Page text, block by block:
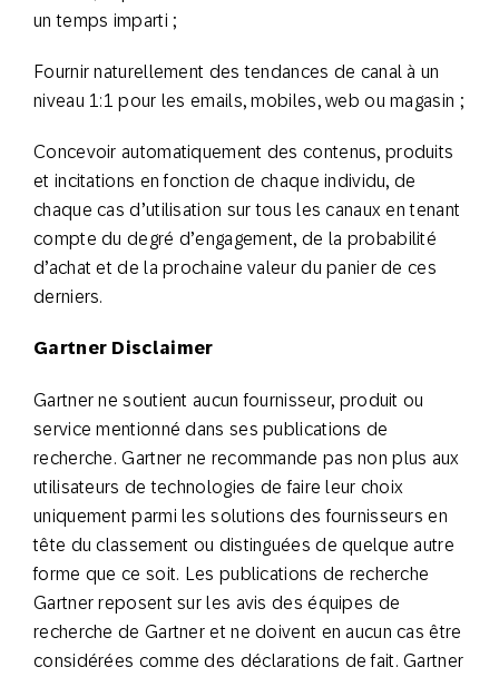
un temps imparti ;
Fournir naturellement des tendances de canal à un
niveau 1:1 pour les emails, mobiles, web ou magasin ;
Concevoir automatiquement des contenus, produits
et incitations en fonction de chaque individu, de
chaque cas d’utilisation sur tous les canaux en tenant
compte du degré d’engagement, de la probabilité
d’achat et de la prochaine valeur du panier de ces
derniers.
Gartner Disclaimer
Gartner ne soutient aucun fournisseur, produit ou
service mentionné dans ses publications de
recherche. Gartner ne recommande pas non plus aux
utilisateurs de technologies de faire leur choix
uniquement parmi les solutions des fournisseurs en
tête du classement ou distinguées de quelque autre
forme que ce soit. Les publications de recherche
Gartner reposent sur les avis des équipes de
recherche de Gartner et ne doivent en aucun cas être
considérées comme des déclarations de fait. Gartner